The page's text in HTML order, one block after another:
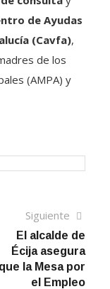
de Ayudas
(Cavfa),
de los
(AMPA) y
Siguiente
El alcalde de
Écija asegura
que la Mesa por
el Empleo